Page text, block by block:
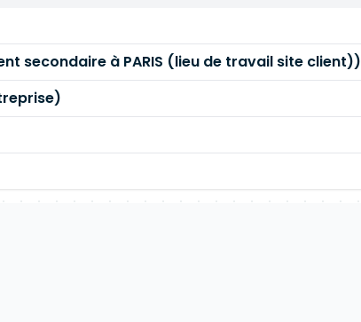
secondaire à PARIS (lieu de travail site client))